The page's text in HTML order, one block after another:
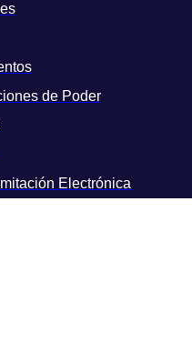
de Poder
Electrónica